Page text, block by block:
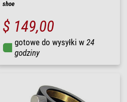
shoe
$ 149,00
gotowe do wysyłki w 24
godziny